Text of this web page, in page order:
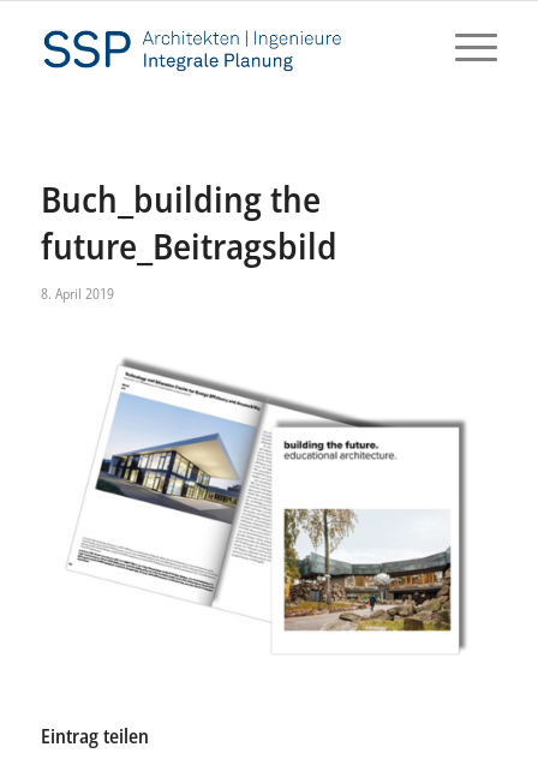
Buch_building the
future_Beitragsbild
8. April 2019
Eintrag teilen